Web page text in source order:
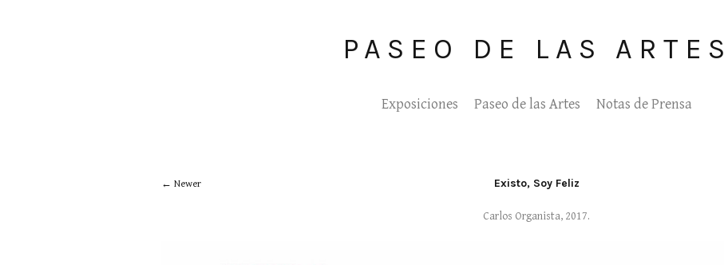
PASEO DE LAS ARTES
Exposiciones Paseo de las Artes Notas de Prensa
Newer Existo, Soy Feliz
Carlos Organista, 2017.